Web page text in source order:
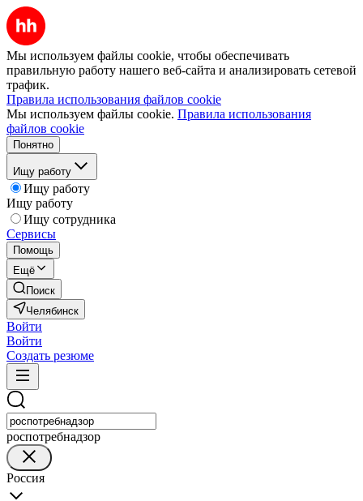
Мы используем файлы cookie, чтобы обеспечивать
правильную работу нашего веб-сайта и анализировать сетевой
трафик.
Правила использования файлов cookie
Мы используем файлы cookie. Правила использования
файлов cookie
Понятно
Ищу работу
Ищу работу
Ищу работу
Ищу сотрудника
Сервисы
Помощь
Ещё
Поиск
Челябинск
Войти
Войти
Создать резюме
роспотребнадзор
Россия